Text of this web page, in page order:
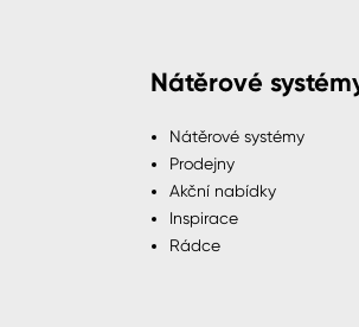
Nátěrové
Nátěrové systémy
Prodejny
Akční nabídky
Inspirace
Rádce